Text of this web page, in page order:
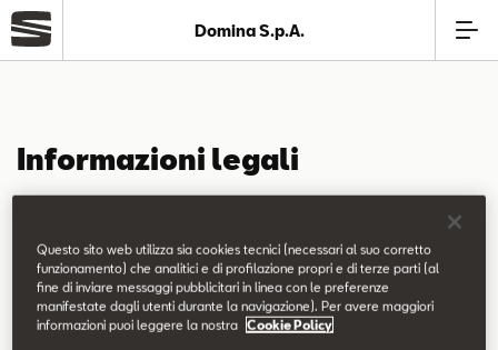
Modelli
Service
Domina S.p.A.
Informazioni legali
P.IVA: 01525860423
Questo sito web utilizza sia cookies tecnici (necessari al suo corretto
funzionamento) che analitici e di profilazione propri e di terze parti (al
fine di inviare messaggi pubblicitari in linea con le preferenze
manifestate dagli utenti durante la navigazione). Per avere maggiori
informazioni puoi leggere la nostra
Cookie Policy